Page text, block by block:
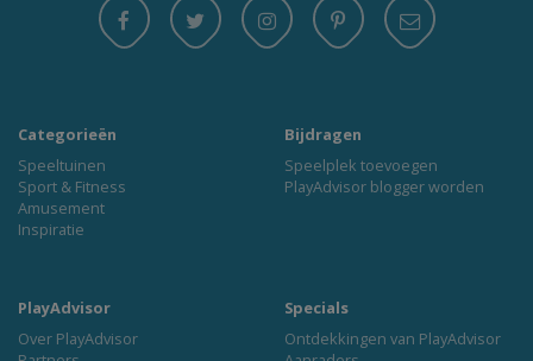
Categorieën
Speeltuinen
Sport & Fitness
Amusement
Inspiratie
Bijdragen
Speelplek toevoegen
PlayAdvisor blogger worden
PlayAdvisor
Over PlayAdvisor
Specials
Ontdekkingen van PlayAdvisor